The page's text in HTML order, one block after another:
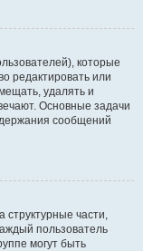
которые
редактировать или
удалять и
Основные задачи
сообщений
структурные части,
пользователь
могут быть